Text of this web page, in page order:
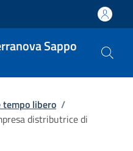
Sappo
tempo libero /
distributrice di